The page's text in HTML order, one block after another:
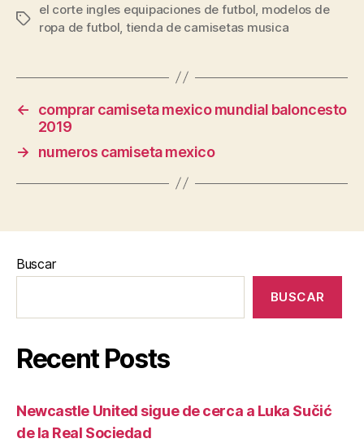
Etiquetas
el corte ingles equipaciones de futbol modelos de
ropa de futbol tienda de camisetas musica
←
comprar camiseta mexico mundial baloncesto
2019
→
numeros camiseta mexico
Buscar
BUSCAR
Recent Posts
Newcastle United sigue de cerca a Luka Sučić
de la Real Sociedad